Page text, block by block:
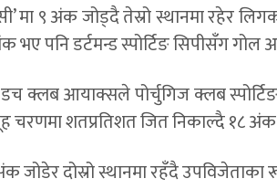
मा ९ अंक जोड्दै तेस्रो स्थानमा रहेर
पनि डर्टमन्ड स्पोर्टिङ सिपीसँग गोल
क्लब आयाक्सले पोर्चुगिज क्लब
शतप्रतिशत जित निकाल्दै १८ अंक
जोडेर दोस्रो स्थानमा रहँदै उपविजेताका